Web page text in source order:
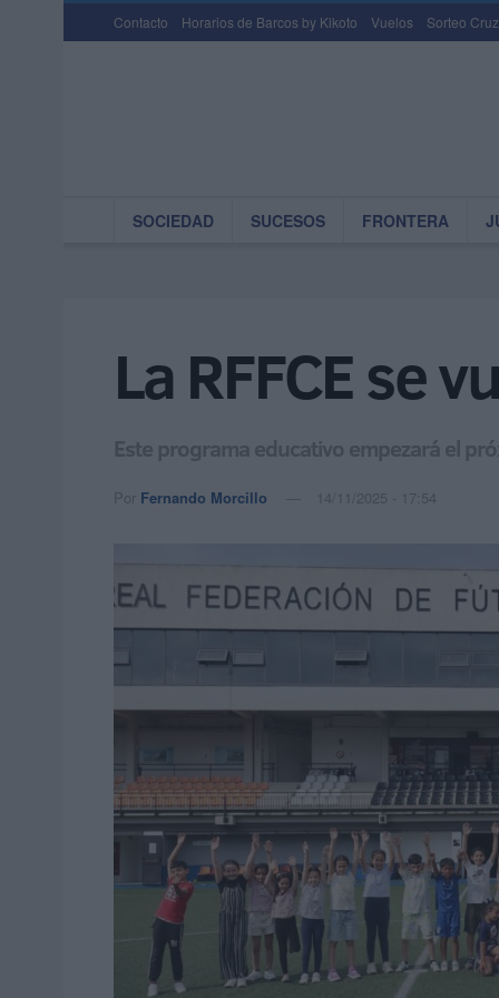
Contacto Horarios de Barcos by Kikoto Vuelos Sorteo
SOCIEDAD SUCESOS FRONTERA
La RFFCE se
Este programa educativo empezará el
Por Fernando Morcillo 14/11/2025 - 17:54